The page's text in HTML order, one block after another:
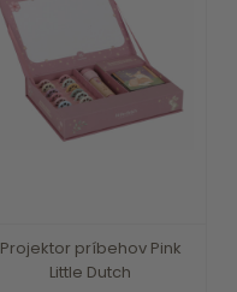
Projektor príbehov Pink
Little Dutch